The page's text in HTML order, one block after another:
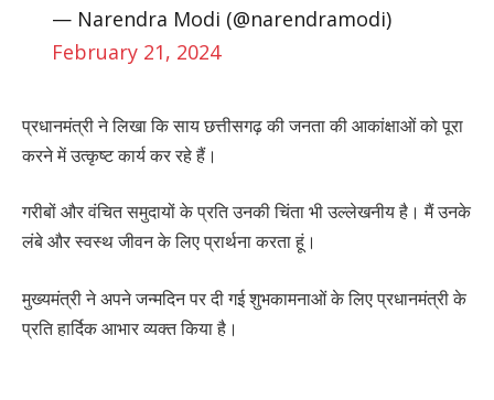
— Narendra Modi (@narendramodi)
February 21, 2024
प्रधानमंत्री ने लिखा कि साय छत्तीसगढ़ की जनता की आकांक्षाओं को पूरा
करने में उत्कृष्ट कार्य कर रहे हैं।
गरीबों और वंचित समुदायों के प्रति उनकी चिंता भी उल्लेखनीय है। मैं उनके
लंबे और स्वस्थ जीवन के लिए प्रार्थना करता हूं।
मुख्यमंत्री ने अपने जन्मदिन पर दी गई शुभकामनाओं के लिए प्रधानमंत्री के
प्रति हार्दिक आभार व्यक्त किया है।